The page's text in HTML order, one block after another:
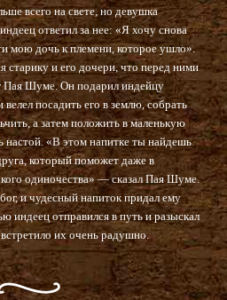
всего на свете, но девушка
ответил за нее: «Я хочу снова
мою дочь к племени, которое ушло».
старику и его дочери, что перед ними
Пая Шуме. Он подарил индейцу
посадить его в землю, собрать
а затем положить в маленькую
настой. «В этом напитке ты найдешь
который поможет даже в
одиночества» — сказал Пая Шуме.
и чудесный напиток придал ему
индеец отправился в путь и разыскал
встретило их очень радушно.